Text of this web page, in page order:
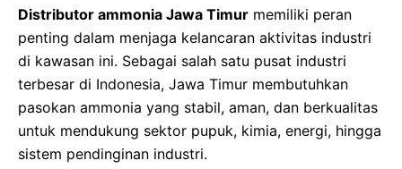
Distributor ammonia Jawa Timur memiliki peran
penting dalam menjaga kelancaran aktivitas industri
di kawasan ini. Sebagai salah satu pusat industri
terbesar di Indonesia, Jawa Timur membutuhkan
pasokan ammonia yang stabil, aman, dan berkualitas
untuk mendukung sektor pupuk, kimia, energi, hingga
sistem pendinginan industri.